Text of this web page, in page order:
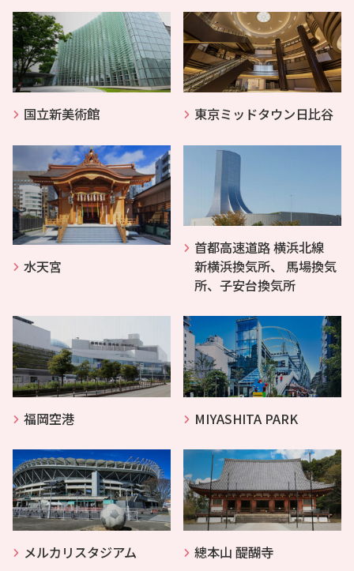
国立新美術館 東京ミッドタウン日比谷
水天宮
首都高速道路 横浜北線
新横浜換気所、 馬場換気
所、子安台換気所
福岡空港 MIYASHITA PARK
メルカリスタジアム 總本山 醍醐寺